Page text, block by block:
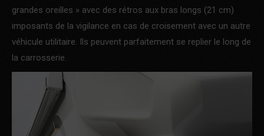
grandes oreilles » avec des rétros aux bras longs (21 cm)
imposants de la vigilance en cas de croisement avec un autre
véhicule utilitaire. Ils peuvent parfaitement se replier le long de
la carrosserie.